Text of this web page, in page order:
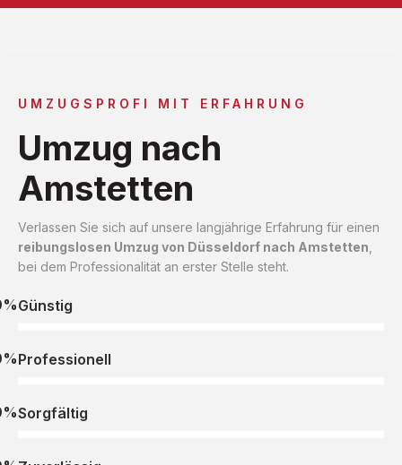
UMZUGSPROFI MIT ERFAHRUNG
Umzug nach
Amstetten
Verlassen Sie sich auf unsere langjährige Erfahrung für einen
reibungslosen Umzug von Düsseldorf nach Amstetten
bei dem Professionalität an erster Stelle steht.
Günstig
Professionell
Sorgfältig